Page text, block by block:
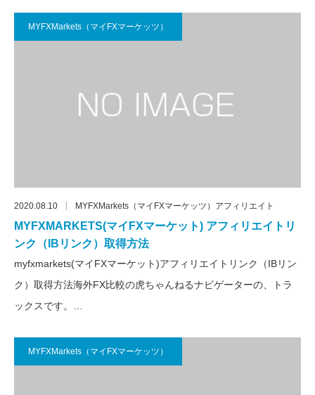
MYFXMarkets（マイFXマーケッツ）
2020.08.10 MYFXMarkets（マイFXマーケッツ）アフィリエイト
MYFXMARKETS(マイFXマーケット) アフィリエイトリ
ンク（IBリンク）取得方法
myfxmarkets(マイFXマーケット)アフィリエイトリンク（IBリン
ク）取得方法海外FX比較の虎ちゃんねるナビゲーターの、トラ
ックスです。…
MYFXMarkets（マイFXマーケッツ）